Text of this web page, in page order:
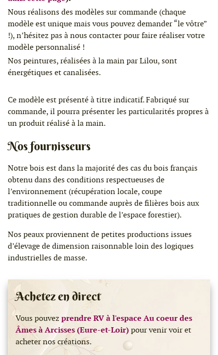
Nous réalisons des modèles sur commande (chaque
modèle est unique mais vous pouvez demander “le vôtre”
!), n’hésitez pas à nous contacter pour faire réaliser votre
modèle personnalisé !
Nos peintures, réalisées à la main par Lilou, sont
énergétiques et canalisées.
Ce modèle est présenté à titre indicatif. Fabriqué sur
commande, il pourra présenter les particularités propres à
un produit réalisé à la main.
Nos fournisseurs
Notre bois est dans la majorité des cas du bois français
obtenu dans des conditions respectueuses de
l’environnement (récupération locale, coupe
traditionnelle ou commande auprès de filières bois aux
pratiques de gestion durable de l’espace forestier).
Nos peaux proviennent de petites productions issues
d’élevage de dimension raisonnable loin des logiques
industrielles de masse.
Achetez en direct
Vous pouvez prendre RV à l'espace Au coeur des
Âmes à Arcisses (Eure-et-Loir)pour venir voir et
acheter nos créations.